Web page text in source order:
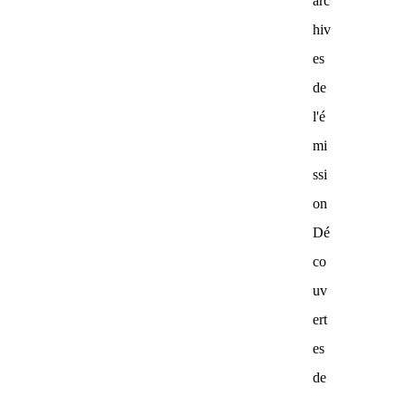
hiv
es
de
l'é
mi
ssi
on
Dé
co
uv
ert
es
de